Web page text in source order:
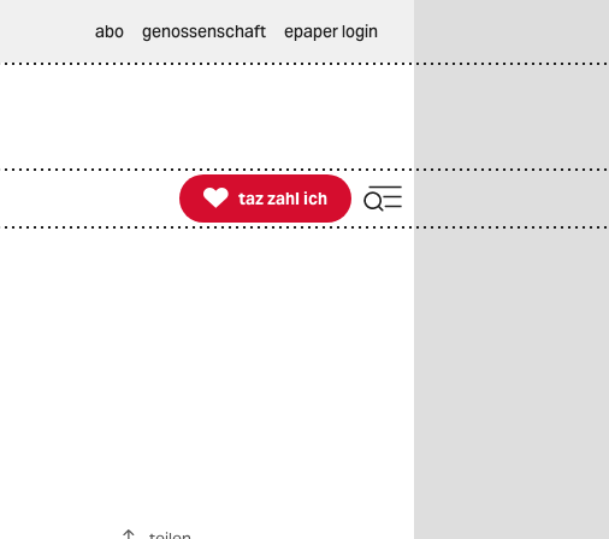
abo genossenschaft epaper login

taz zahl ich
taz zahl ich